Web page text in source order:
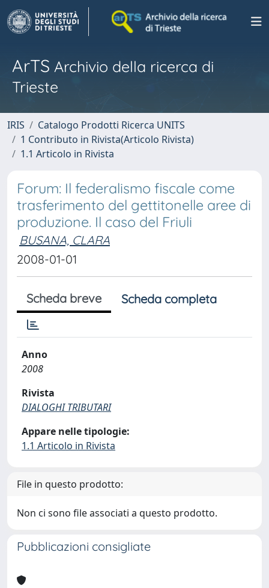
ArTS Archivio della ricerca di
Trieste
IRIS
Catalogo Prodotti Ricerca UNITS
1 Contributo in Rivista(Articolo Rivista)
1.1 Articolo in Rivista
Forum: Il federalismo fiscale come
trasferimento del gettitonelle aree di
produzione. Il caso del Friuli
BUSANA, CLARA
2008-01-01
Scheda breve Scheda completa
Anno
2008
Rivista
DIALOGHI TRIBUTARI
Appare nelle tipologie:
1.1 Articolo in Rivista
File in questo prodotto:
Non ci sono file associati a questo prodotto.
Pubblicazioni consigliate